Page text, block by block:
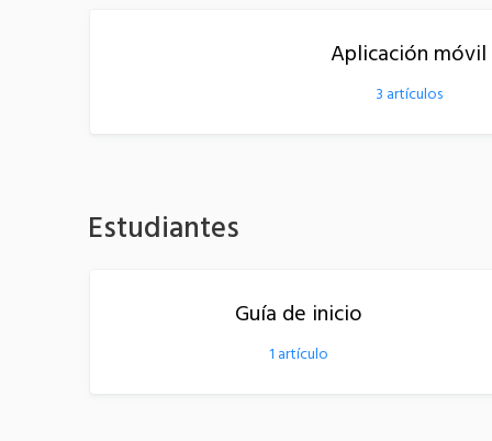
Aplicación móvil
3 artículos
Estudiantes
Guía de inicio
1 artículo